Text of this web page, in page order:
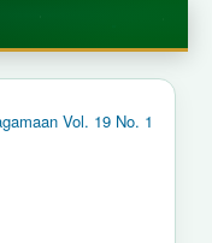
Vol. 19 No. 1